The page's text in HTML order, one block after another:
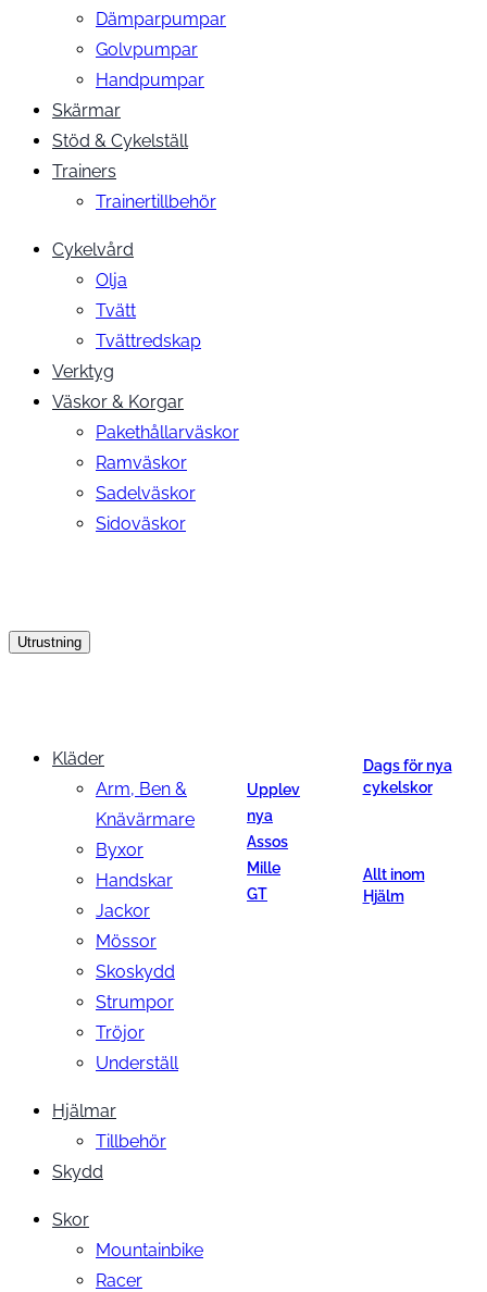
Dämparpumpar
Golvpumpar
Handpumpar
Skärmar
Stöd & Cykelställ
Trainers
Trainertillbehör
Cykelvård
Olja
Tvätt
Tvättredskap
Verktyg
Väskor & Korgar
Pakethållarväskor
Ramväskor
Sadelväskor
Sidoväskor
Utrustning
Kläder
Arm, Ben &
Knävärmare
Byxor
Handskar
Jackor
Mössor
Skoskydd
Strumpor
Tröjor
Underställ
Hjälmar
Tillbehör
Skydd
Skor
Mountainbike
Racer
Upplev
nya
Assos
Mille
GT
Dags för nya
cykelskor
Allt inom
Hjälm